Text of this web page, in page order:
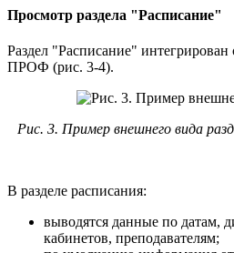
Просмотр раздела "Расписание"
Раздел "Расписание"
ПРОФ (рис. 3-4).
Рис. 3. Пример внешнего вида
В разделе расписания:
выводятся данные по датам,
кабинетов, преподавателям;